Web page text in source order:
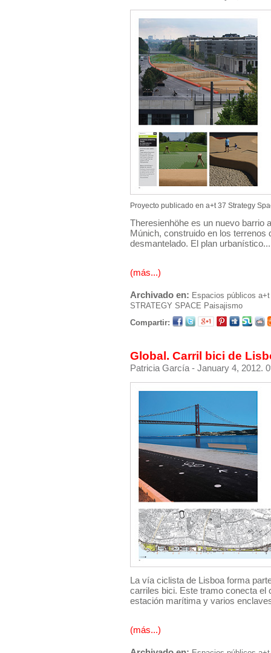
Proyecto publicado en a+t 37 Strategy
Theresienhöhe es un nuevo barrio
Múnich, construido en los terrenos
desmantelado. El plan urbanístico...
(más...)
Archivado en: Espacios públicos a+t
STRATEGY SPACE Paisajismo
Compartir:
Global. Carril bici de
Patricia García - January 4, 2012.
La vía ciclista de Lisboa forma
carriles bici. Este tramo conecta el
estación marítima y varios
(más...)